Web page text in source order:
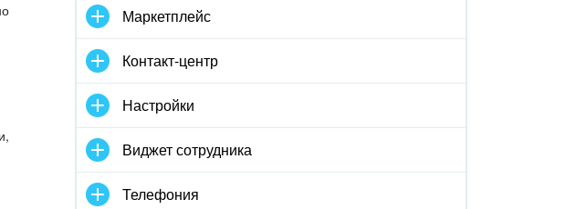
Маркетплейс
Контакт-центр
Настройки
Виджет сотрудника
Телефония